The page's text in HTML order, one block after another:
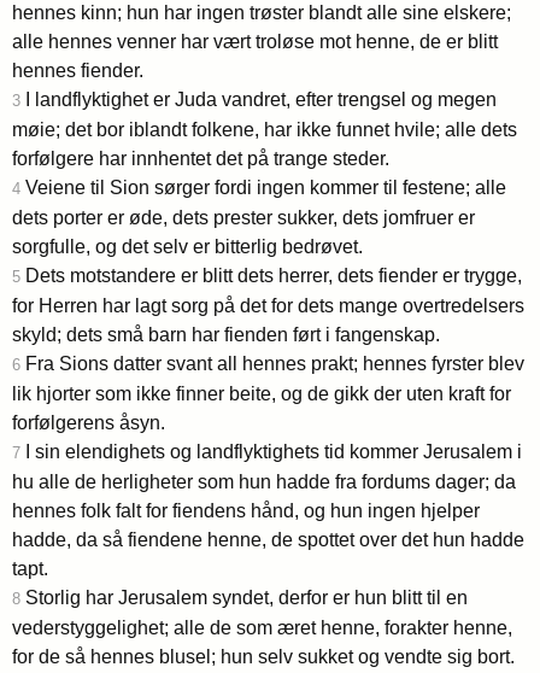
hennes kinn; hun har ingen trøster blandt alle sine elskere;
alle hennes venner har vært troløse mot henne, de er blitt
hennes fiender.
3 I landflyktighet er Juda vandret, efter trengsel og megen
møie; det bor iblandt folkene, har ikke funnet hvile; alle dets
forfølgere har innhentet det på trange steder.
4 Veiene til Sion sørger fordi ingen kommer til festene; alle
dets porter er øde, dets prester sukker, dets jomfruer er
sorgfulle, og det selv er bitterlig bedrøvet.
5 Dets motstandere er blitt dets herrer, dets fiender er trygge,
for Herren har lagt sorg på det for dets mange overtredelsers
skyld; dets små barn har fienden ført i fangenskap.
6 Fra Sions datter svant all hennes prakt; hennes fyrster blev
lik hjorter som ikke finner beite, og de gikk der uten kraft for
forfølgerens åsyn.
7 I sin elendighets og landflyktighets tid kommer Jerusalem i
hu alle de herligheter som hun hadde fra fordums dager; da
hennes folk falt for fiendens hånd, og hun ingen hjelper
hadde, da så fiendene henne, de spottet over det hun hadde
tapt.
8 Storlig har Jerusalem syndet, derfor er hun blitt til en
vederstyggelighet; alle de som æret henne, forakter henne,
for de så hennes blusel; hun selv sukket og vendte sig bort.